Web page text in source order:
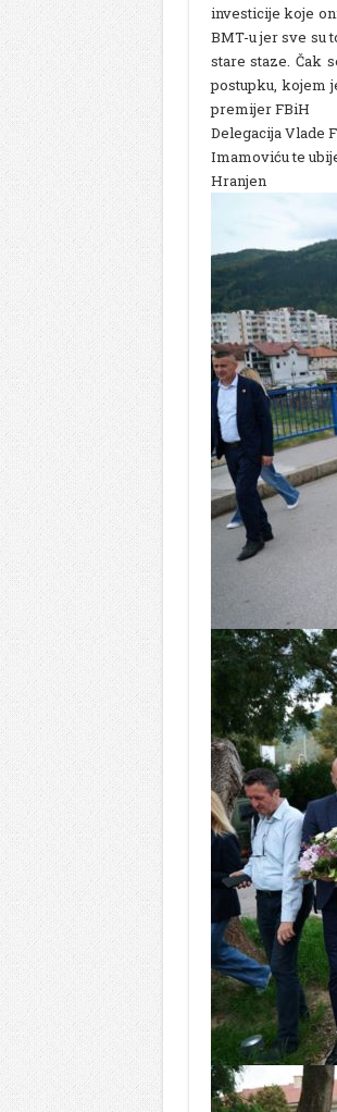
investicije koje
BMT-u jer sve su
stare staze. Čak
postupku, kojem
premijer FBiH
Delegacija Vlade
Imamoviću te
Hranjen